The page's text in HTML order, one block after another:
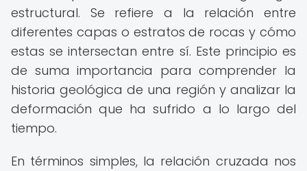
estructural. Se refiere a la relación entre
diferentes capas o estratos de rocas y cómo
estas se intersectan entre sí. Este principio es
de suma importancia para comprender la
historia geológica de una región y analizar la
deformación que ha sufrido a lo largo del
tiempo.
En términos simples, la relación cruzada nos